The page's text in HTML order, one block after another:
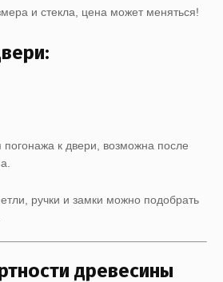
и стекла, цена может меняться!
к двери, возможна после
ручки и замки можно подобрать
древесины